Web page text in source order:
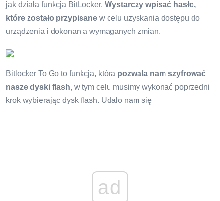
jak działa funkcja BitLocker. Wystarczy wpisać hasło,
które zostało przypisane w celu uzyskania dostępu do
urządzenia i dokonania wymaganych zmian.
Bitlocker To Go to funkcja, która pozwala nam szyfrować
nasze dyski flash, w tym celu musimy wykonać poprzedni
krok wybierając dysk flash. Udało nam się
ad